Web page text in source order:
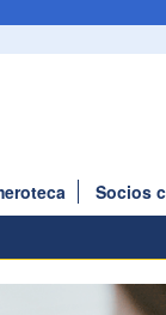
Socios